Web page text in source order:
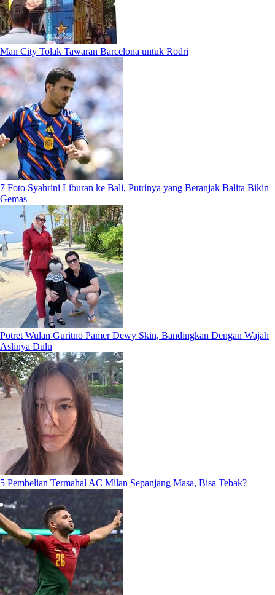
Man City Tolak Tawaran Barcelona untuk Rodri
7 Foto Syahrini Liburan ke Bali, Putrinya yang Beranjak Balita Bikin
Gemas
Potret Wulan Guritno Pamer Dewy Skin, Bandingkan Dengan Wajah
Aslinya Dulu
5 Pembelian Termahal AC Milan Sepanjang Masa, Bisa Tebak?